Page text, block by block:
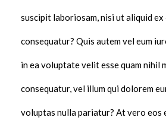
suscipit laboriosam, nisi ut aliquid ex
consequatur? Quis autem vel eum
in ea voluptate velit esse quam nihil
consequatur, vel illum qui dolorem
voluptas nulla pariatur? At vero eos